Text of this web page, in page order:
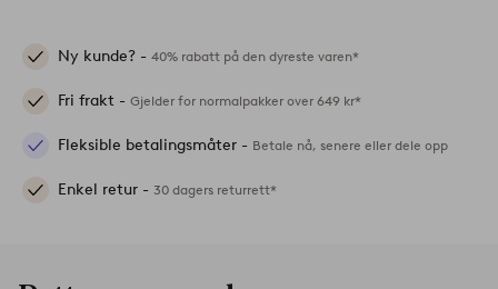
Ny kunde? - 40% rabatt på den dyreste varen*
Fri frakt - Gjelder for normalpakker over 649 kr*
Fleksible betalingsmåter - Betale nå, senere eller dele opp
Enkel retur - 30 dagers returrett*